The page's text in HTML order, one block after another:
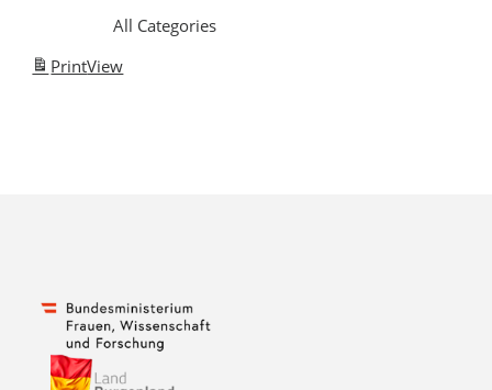
All Categories
PrintView